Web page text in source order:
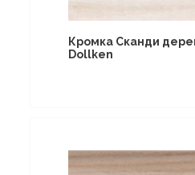
Кромка Сканди
Dollken